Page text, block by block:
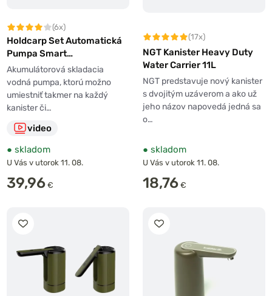
(6x)
Holdcarp Set Automatická
Pumpa Smart
Rechargeable Tap + Kubický
Nosič Vody 11L
Akumulátorová skladacia
vodná pumpa, ktorú možno
umiestniť takmer na každý
kanister či…
video
● skladom
U Vás v utorok 11. 08.
39,96 €
(17x)
NGT Kanister Heavy Duty
Water Carrier 11L
NGT predstavuje nový kanister
s dvojitým uzáverom a ako už
jeho názov napovedá jedná sa
o…
● skladom
U Vás v utorok 11. 08.
18,76 €